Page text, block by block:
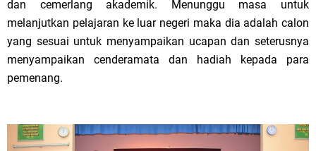
dan cemerlang akademik. Menunggu masa untuk
melanjutkan pelajaran ke luar negeri maka dia adalah calon
yang sesuai untuk menyampaikan ucapan dan seterusnya
menyampaikan cenderamata dan hadiah kepada para
pemenang.